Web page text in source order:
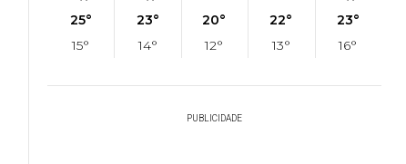
25°
15°
23°
14°
20°
12°
22°
13°
23°
16°
PUBLICIDADE